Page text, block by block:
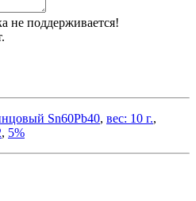
не поддерживается!
Sn60Pb40, вес: 10 г.,
, 5%